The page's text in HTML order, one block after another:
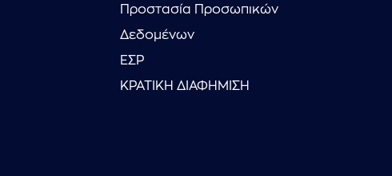
Προστασία Προσωπικών
Δεδομένων
ΕΣΡ
ΚΡΑΤΙΚΗ ΔΙΑΦΗΜΙΣΗ